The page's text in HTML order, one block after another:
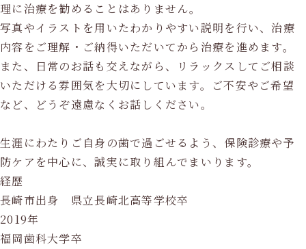
理に治療を勧めることはありません。
写真やイラストを用いたわかりやすい説明を行い、治療
内容をご理解・ご納得いただいてから治療を進めます。
また、日常のお話も交えながら、リラックスしてご相談
いただける雰囲気を大切にしています。ご不安やご希望
など、どうぞ遠慮なくお話しください。
生涯にわたりご自身の歯で過ごせるよう、保険診療や予
防ケアを中心に、誠実に取り組んでまいります。
経歴
長崎市出身 県立長崎北高等学校卒
2019年
福岡歯科大学卒